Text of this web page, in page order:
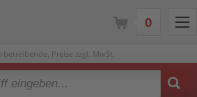
Preise zzgl. MwSt.
0